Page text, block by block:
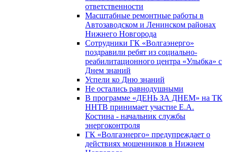
ответственности
Масштабные ремонтные работы в
Автозаводском и Ленинском районах
Нижнего Новгорода
Сотрудники ГК «Волгаэнерго»
поздравили ребят из социально-
реабилитационного центра «Улыбка» с
Днем знаний
Успели ко Дню знаний
Не остались равнодушными
В программе «ДЕНЬ ЗА ДНЕМ» на ТК
ННТВ принимает участие Е.А.
Костина - начальник службы
энергоконтроля
ГК «Волгаэнерго» предупреждает о
действиях мошенников в Нижнем